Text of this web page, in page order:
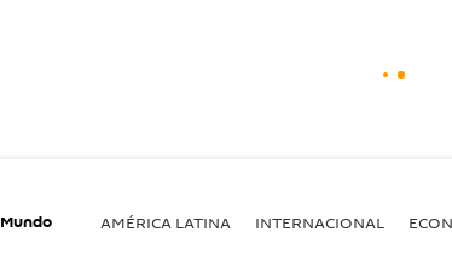
Mundo AMÉRICA LATINA INTERNACIONAL